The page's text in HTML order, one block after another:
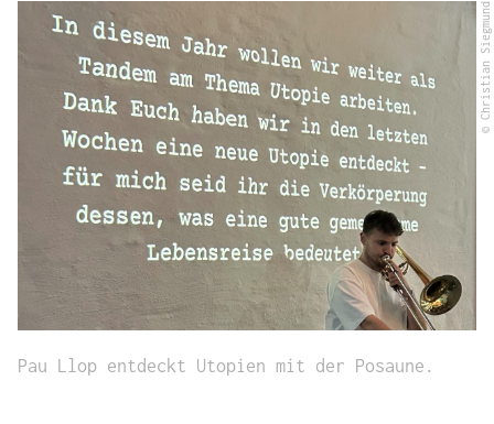
Pau Llop entdeckt Utopien mit der Posaune.
© Christian Siegmund